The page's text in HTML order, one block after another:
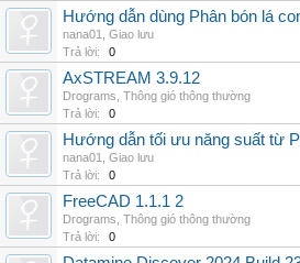
Hướng dẫn dùng Phân bón lá
nana01
Giao lưu
Trả lời:
0
AxSTREAM 3.9.12
Drograms Thông gió thông thường
Trả lời:
0
Hướng dẫn tối ưu năng suất từ
nana01
Giao lưu
Trả lời:
0
FreeCAD 1.1.1 2
Drograms Thông gió thông thường
Trả lời:
0